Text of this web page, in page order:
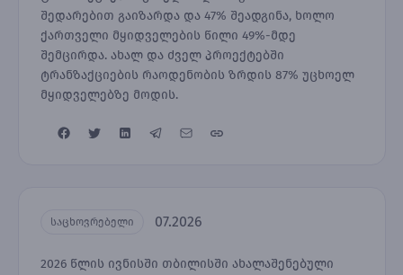
შედარებით გაიზარდა და 47% შეადგინა, ხოლო
ქართველი მყიდველების წილი 49%-მდე
შემცირდა. ახალ და ძველ პროექტებში
ტრანზაქციების რაოდენობის ზრდის 87% უცხოელ
მყიდველებზე მოდის.
საცხოვრებელი 07.2026
2026 წლის ივნისში თბილისში ახალაშენებული